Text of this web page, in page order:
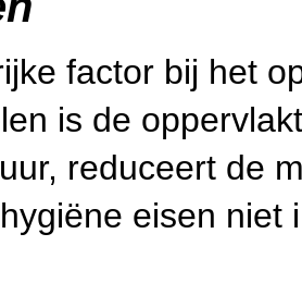
factor bij het
is de
reduceert de
eisen niet